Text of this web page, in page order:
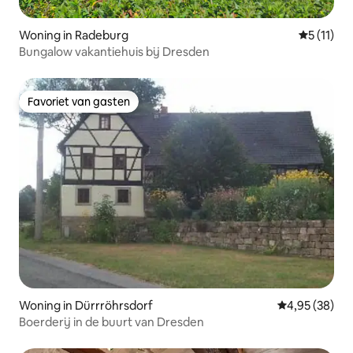
Woning in Radeburg
5 (11)
Bungalow vakantiehuis bij Dresden
Favoriet van gasten
Favoriet van gasten
Woning in Dürrröhrsdorf Gemiddelde
4,95 (38)
Boerderij in de buurt van Dresden